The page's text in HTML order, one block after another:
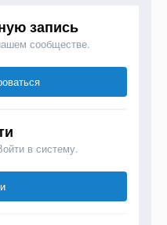
запись
сообществе.
в систему.